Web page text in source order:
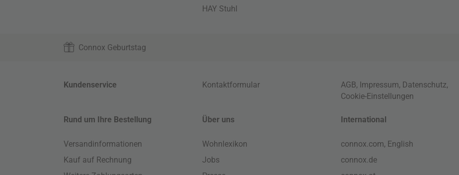
HAY Stuhl
Connox Geburtstag
Kundenservice Kontaktformular AGB, Impressum, Datenschutz,
Cookie-Einstellungen
Rund um Ihre Bestellung
Versandinformationen
Kauf auf Rechnung
Über uns
Wohnlexikon
Jobs
International
connox.com, English
connox.de